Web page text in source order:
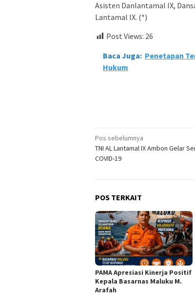
Asisten Danlantamal IX,
Lantamal IX. (*)
Post Views: 26
Baca Juga: Penetapan
Hukum
Navigasi
pos
Pos sebelumnya
TNI AL Lantamal IX Ambon Gelar
COVID-19
POS TERKAIT
PAMA Apresiasi Kinerja Positif
Kepala Basarnas Maluku M.
Arafah